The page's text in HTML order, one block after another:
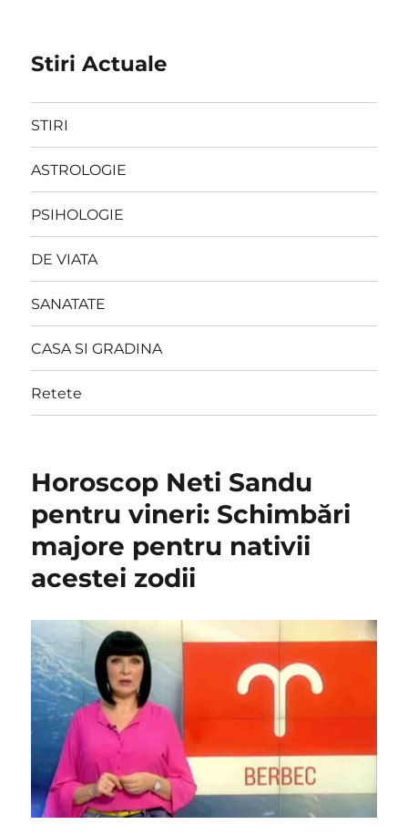
Stiri Actuale
STIRI
ASTROLOGIE
PSIHOLOGIE
DE VIATA
SANATATE
CASA SI GRADINA
Retete
Horoscop Neti Sandu
pentru vineri: Schimbări
majore pentru nativii
acestei zodii